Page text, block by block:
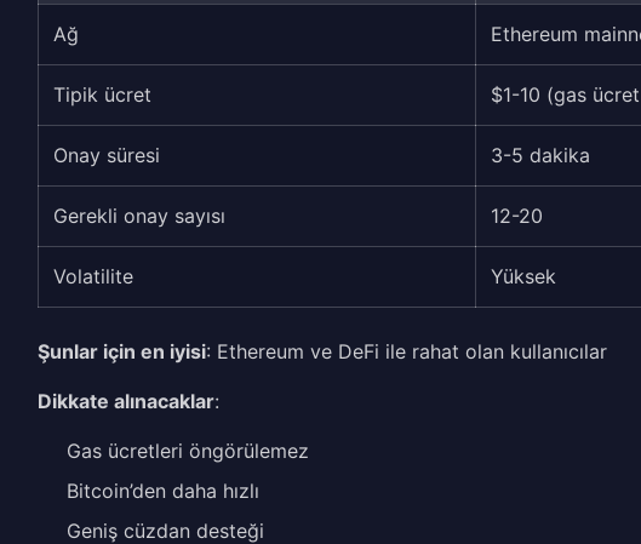
Ağ Ethereum
Tipik ücret $1-10 (gas
Onay süresi 3-5 dakika
Gerekli onay sayısı 12-20
Volatilite Yüksek
Şunlar için en iyisi: Ethereum ve DeFi ile rahat olan kullanıcılar
Dikkate alınacaklar:
Gas ücretleri öngörülemez
Bitcoin’den daha hızlı
Geniş cüzdan desteği